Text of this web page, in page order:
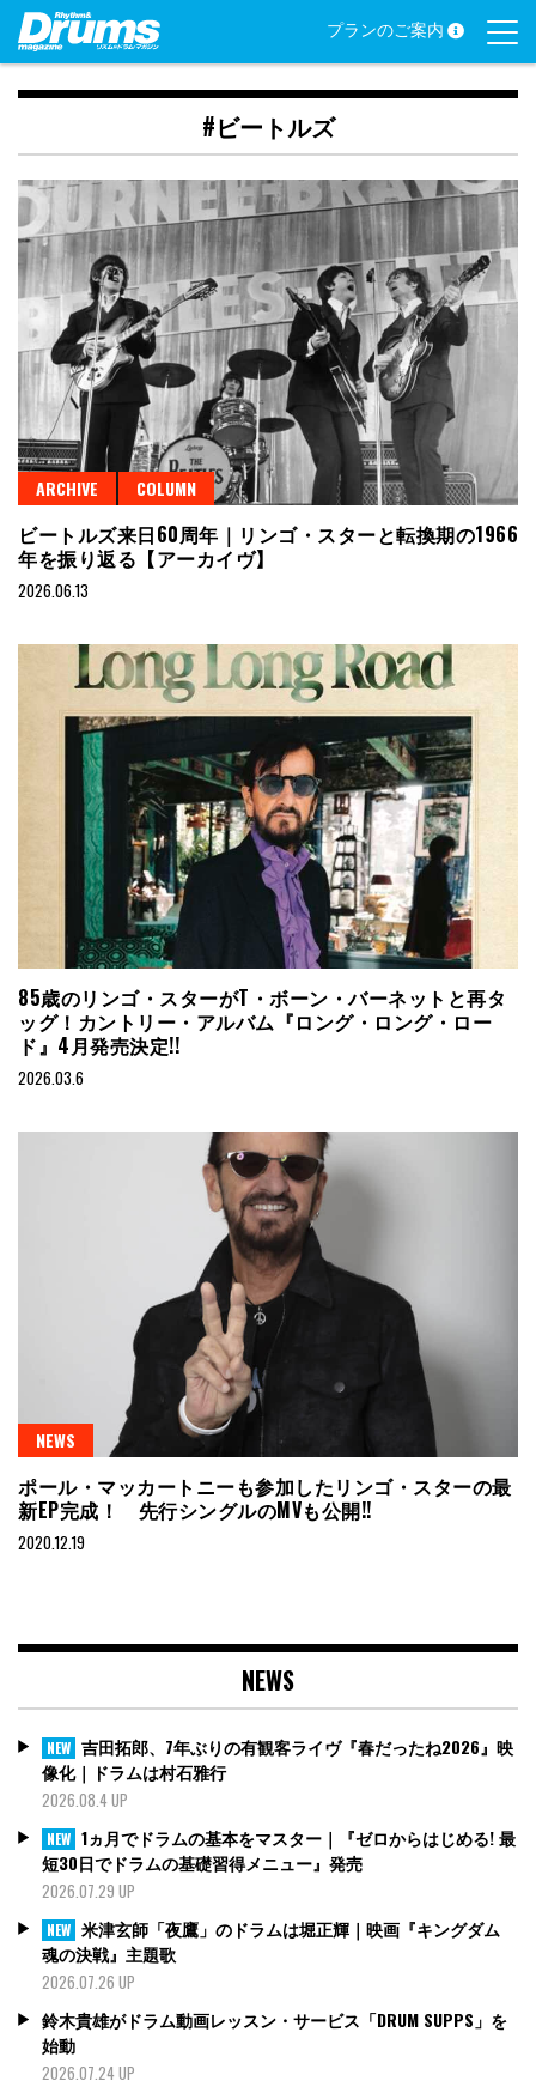
Skip
content
プランのご案内
#ビートルズ
ARCHIVE COLUMN
ビートルズ来日60周年｜リンゴ・スターと転換期の1966
年を振り返る【アーカイヴ】
2026.06.13
85歳のリンゴ・スターがT・ボーン・バーネットと再タ
ッグ！カントリー・アルバム『ロング・ロング・ロー
ド』4月発売決定!!
2026.03.6
NEWS
ポール・マッカートニーも参加したリンゴ・スターの最
新EP完成！ 先行シングルのMVも公開!!
2020.12.19
NEWS
NEW 吉田拓郎、7年ぶりの有観客ライヴ『春だったね2026』映
像化｜ドラムは村石雅行
2026.08.4 UP
NEW 1ヵ月でドラムの基本をマスター｜『ゼロからはじめる! 最
短30日でドラムの基礎習得メニュー』発売
2026.07.29 UP
NEW 米津玄師「夜鷹」のドラムは堀正輝｜映画『キングダム
魂の決戦』主題歌
2026.07.26 UP
鈴木貴雄がドラム動画レッスン・サービス「DRUM SUPPS」を
始動
2026.07.24 UP